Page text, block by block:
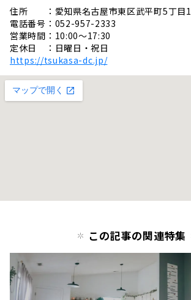
住所 ：愛知県名古屋市東区武平町5丁目1
電話番号：052-957-2333
営業時間：10:00〜17:30
定休日 ：日曜日・祝日
https://tsukasa-dc.jp/
この記事の関連特集